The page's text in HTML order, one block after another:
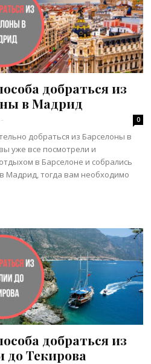
добраться из
в Мадрид
- 0
добраться из Барселоны в
уже все посмотрели и
в Барселоне и собрались
Мадрид, тогда вам необходимо
добраться из
до Текирова